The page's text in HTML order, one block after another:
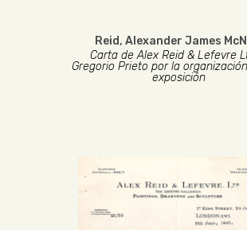
Reid, Alexander James
Carta de Alex Reid & Lefevre
Gregorio Prieto por la
exposición